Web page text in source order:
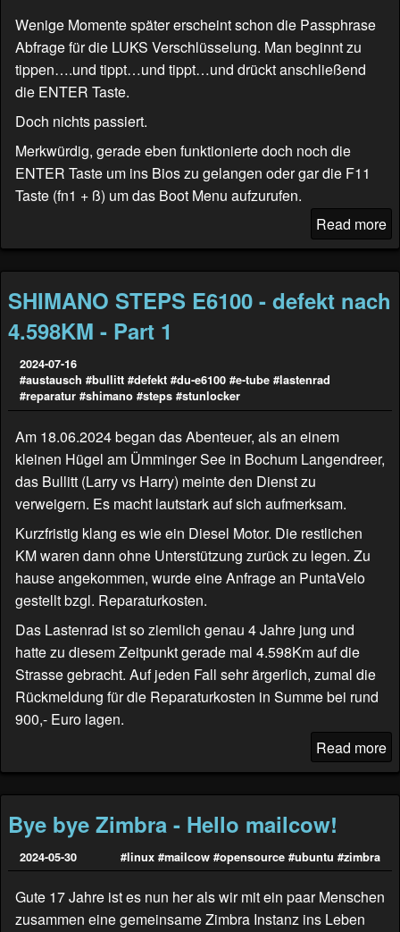
Wenige Momente später erscheint schon die Passphrase
Abfrage für die LUKS Verschlüsselung. Man beginnt zu
tippen….und tippt…und tippt…und drückt anschließend
die ENTER Taste.
Doch nichts passiert.
Merkwürdig, gerade eben funktionierte doch noch die
ENTER Taste um ins Bios zu gelangen oder gar die F11
Taste (fn1 + ß) um das Boot Menu aufzurufen.
Read more
SHIMANO STEPS E6100 - defekt nach
4.598KM - Part 1
2024-07-16
#austausch #bullitt #defekt #du-e6100 #e-tube #lastenrad
#reparatur #shimano #steps #stunlocker
Am 18.06.2024 began das Abenteuer, als an einem
kleinen Hügel am Ümminger See in Bochum Langendreer,
das Bullitt (Larry vs Harry) meinte den Dienst zu
verweigern. Es macht lautstark auf sich aufmerksam.
Kurzfristig klang es wie ein Diesel Motor. Die restlichen
KM waren dann ohne Unterstützung zurück zu legen. Zu
hause angekommen, wurde eine Anfrage an PuntaVelo
gestellt bzgl. Reparaturkosten.
Das Lastenrad ist so ziemlich genau 4 Jahre jung und
hatte zu diesem Zeitpunkt gerade mal 4.598Km auf die
Strasse gebracht. Auf jeden Fall sehr ärgerlich, zumal die
Rückmeldung für die Reparaturkosten in Summe bei rund
900,- Euro lagen.
Read more
Bye bye Zimbra - Hello mailcow!
2024-05-30 #linux #mailcow #opensource #ubuntu #zimbra
Gute 17 Jahre ist es nun her als wir mit ein paar Menschen
zusammen eine gemeinsame Zimbra Instanz ins Leben